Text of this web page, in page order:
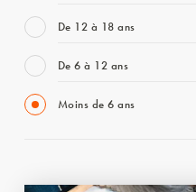
De 12 à 18 ans
De 6 à 12 ans
Moins de 6 ans